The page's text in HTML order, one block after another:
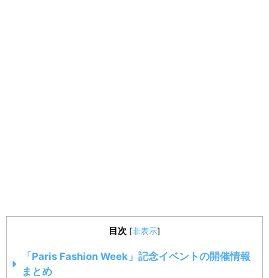
目次 [非表示]
「Paris Fashion Week」記念イベントの開催情報
まとめ